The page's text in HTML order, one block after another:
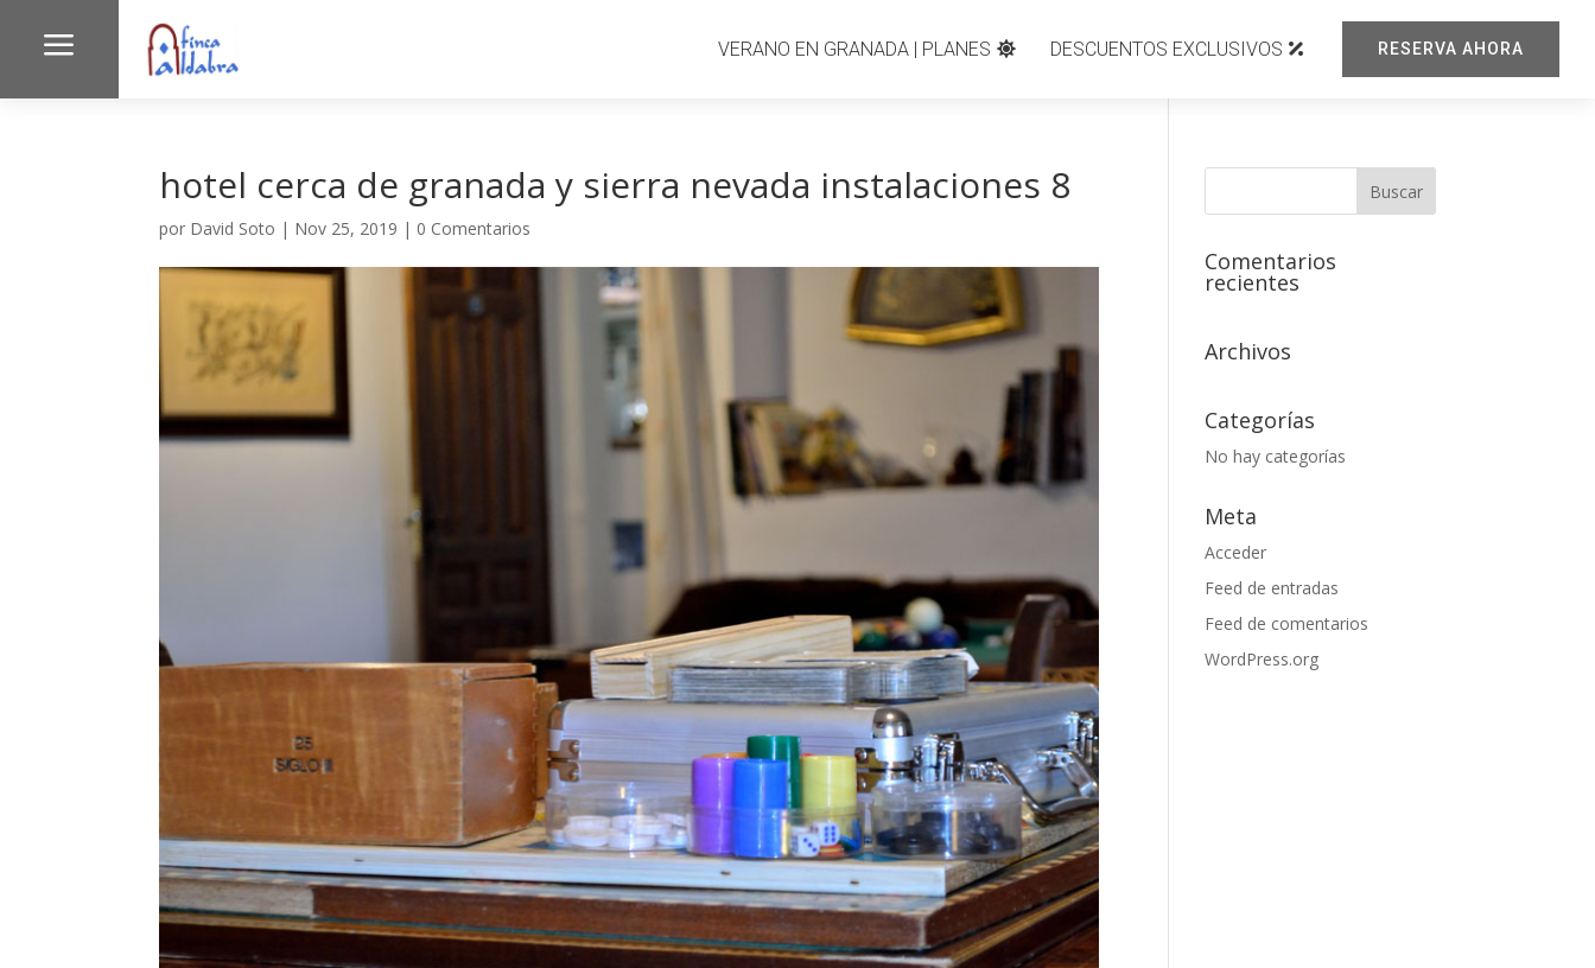
a VERANO EN GRANADA | PLANES DESCUENTOS EXCLUSIVOS RESERVA AHORA
hotel cerca de granada y sierra nevada instalaciones 8
por David Soto | Nov 25, 2019 | 0 Comentarios
Comentarios
recientes
Archivos
Categorías
No hay categorías
Meta
Acceder
Feed de entradas
Feed de comentarios
WordPress.org